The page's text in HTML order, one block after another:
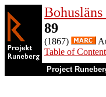
89
(1867)
Table of
Project